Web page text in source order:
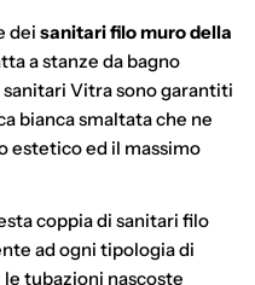
dei sanitari filo muro della
a stanze da bagno
Vitra sono garantiti
bianca smaltata che ne
estetico ed il massimo
coppia di sanitari filo
ad ogni tipologia di
tubazioni nascoste